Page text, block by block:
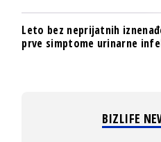
Leto bez neprijatnih
prve simptome urinarne
BIZLIFE